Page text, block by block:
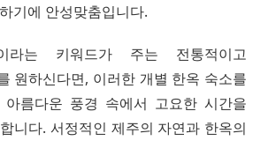
기에 안성맞춤입니다.
라는 키워드가 주는 전통적이고
원하신다면, 이러한 개별 한옥 숙소를
아름다운 풍경 속에서 고요한 시간을
니다. 서정적인 제주의 자연과 한옥의